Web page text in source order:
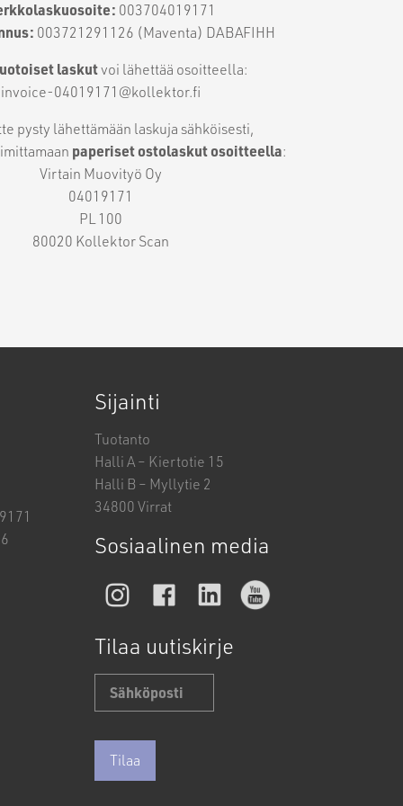
003704019171
003721291126 (Maventa) DABAFIHH
laskutvoi lähettää osoitteella:
invoice-04019171@kollektor.fi
pysty lähettämään laskuja sähköisesti,
paperiset ostolaskut osoitteella:
Virtain Muovityö Oy
04019171
PL 100
80020 Kollektor Scan
Sijainti
Tuotanto
Halli A – Kiertotie 15
Halli B – Myllytie 2
34800 Virrat
Sosiaalinen media
Tilaa uutiskirje